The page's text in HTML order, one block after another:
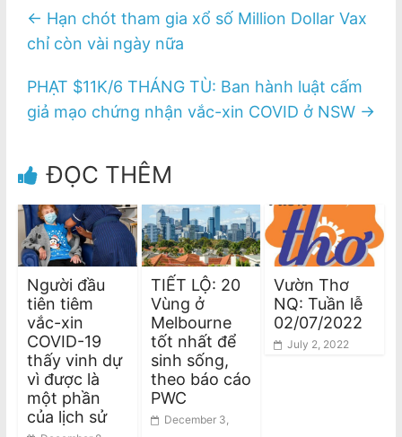
← Hạn chót tham gia xổ số Million Dollar Vax
chỉ còn vài ngày nữa
PHẠT $11K/6 THÁNG TÙ: Ban hành luật cấm
giả mạo chứng nhận vắc-xin COVID ở NSW →
ĐỌC THÊM
Người đầu
tiên tiêm
vắc-xin
COVID-19
thấy vinh dự
vì được là
một phần
của lịch sử
TIẾT LỘ: 20
Vùng ở
Melbourne
tốt nhất để
sinh sống,
theo báo cáo
PWC
December 3,
Vườn Thơ
NQ: Tuần lễ
02/07/2022
July 2, 2022